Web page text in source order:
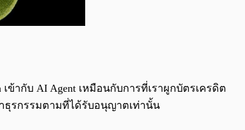
ข้ากับ AI Agent เหมือนกับการที่เราผูกบัตรเครดิต
ธุรกรรมตามที่ได้รับอนุญาตเท่านั้น